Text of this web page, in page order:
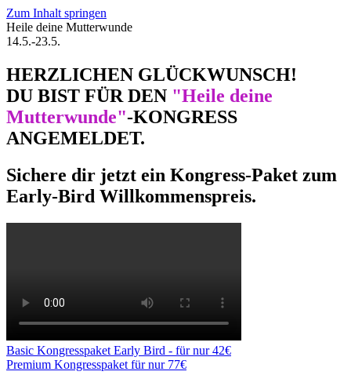
Zum Inhalt springen
Heile deine Mutterwunde
14.5.-23.5.
HERZLICHEN GLÜCKWUNSCH!
DU BIST FÜR DEN "Heile deine
Mutterwunde"-KONGRESS
ANGEMELDET.
Sichere dir jetzt ein Kongress-Paket zum
Early-Bird Willkommenspreis.
Basic Kongresspaket Early Bird - für nur 42€
Premium Kongresspaket für nur 77€